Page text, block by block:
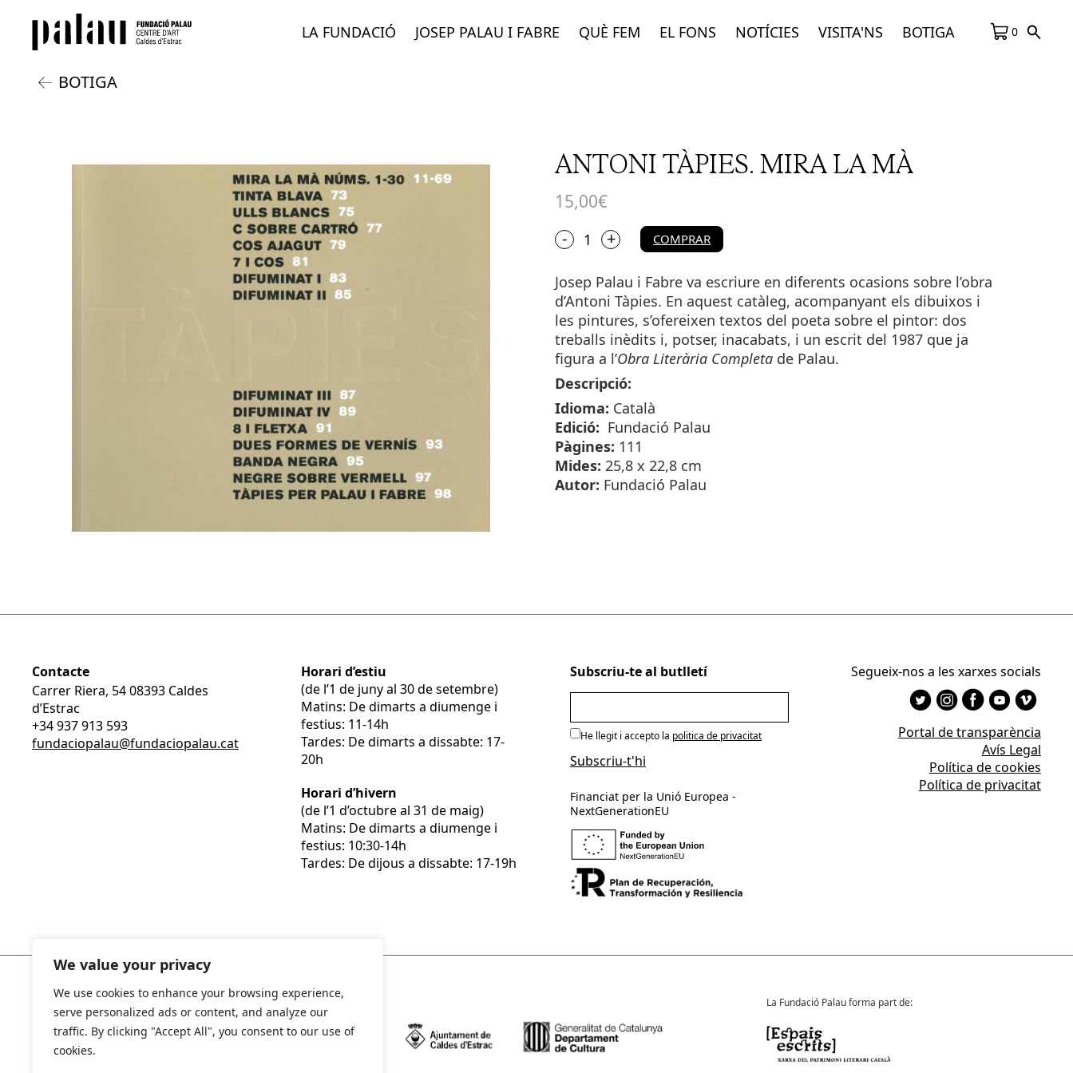
We value your privacy
We use cookies to enhance your browsing experience,
serve personalized ads or content, and analyze our
traffic. By clicking "Accept All", you consent to our use of
cookies.
LA FUNDACIÓ JOSEP PALAU I FABRE QUÈ FEM EL FONS NOTÍCIES VISITA'NS BOTIGA 0
BOTIGA
ANTONI TÀPIES. MIRA LA MÀ
15,00€
quantitat
de
TÀPIES.
MIRA
LA
MÀ
+
- COMPRAR
Josep Palau i Fabre va escriure en diferents ocasions sobre l’obra
d’Antoni Tàpies. En aquest catàleg, acompanyant els dibuixos i
les pintures, s’ofereixen textos del poeta sobre el pintor: dos
treballs inèdits i, potser, inacabats, i un escrit del 1987 que ja
figura a l’Obra Literària Completa de Palau.
Descripció:
Idioma: Català
Edició: Fundació Palau
Pàgines: 111
Mides: 25,8 x 22,8 cm
Autor: Fundació Palau
Contacte
Carrer Riera, 54 08393 Caldes
d’Estrac
+34 937 913 593
fundaciopalau@fundaciopalau.cat
Horari d’estiu
(de l’1 de juny al 30 de setembre)
Matins: De dimarts a diumenge i
festius: 11-14h
Tardes: De dimarts a dissabte: 17-
20h
Horari d’hivern
(de l’1 d’octubre al 31 de maig)
Matins: De dimarts a diumenge i
festius: 10:30-14h
Tardes: De dijous a dissabte: 17-19h
Subscriu-te al butlletí
He llegit i accepto la politica de privacitat
Financiat per la Unió Europea -
NextGenerationEU
Segueix-nos a les xarxes socials
Portal de transparència
Avís Legal
Política de cookies
Política de privacitat
La Fundació Palau forma part de: